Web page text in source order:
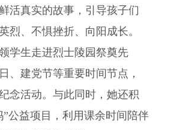
活真实的故事，引导孩子们
烈、不惧挫折、向阳成长。
生走进烈士陵园祭奠先
、建党节等重要时间节点，
念活动。与此同时，她还积
”公益项目，利用课余时间陪伴